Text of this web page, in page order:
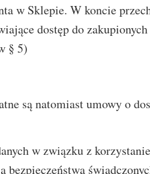
w Sklepie. W koncie
dostęp do
§ 5)
są natomiast umowy o
w związku z